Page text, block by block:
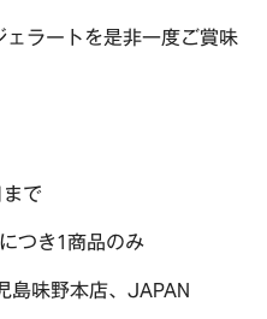
ラートを是非一度ご賞味
で
つき1商品のみ
島味野本店、JAPAN